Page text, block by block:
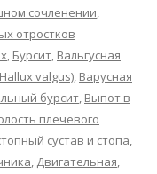
сочленении,
отростков
, Бурсит, Вальгусная
valgus), Варусная
бурсит, Выпот в
плечевого
сустав и стопа,
, Двигательная,